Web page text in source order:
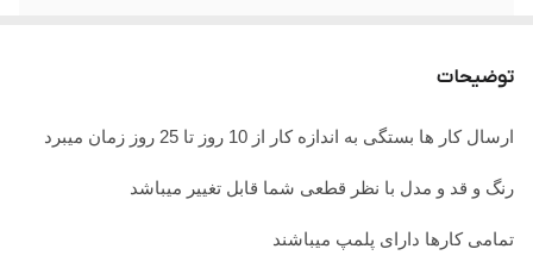
توضیحات
ارسال کار ها بستگی به اندازه کار از 10 روز تا 25 روز زمان میبرد
رنگ و قد و مدل با نظر قطعی شما قابل تغییر میباشد
تمامی کارها دارای پلمپ میباشند